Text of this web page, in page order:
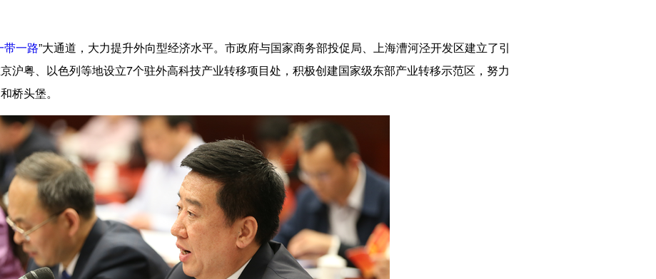
带一路”大通道，大力提升外向型经济水平。市政府与国家商务部投促局、上海漕河泾开发区建立了引
沪粤、以色列等地设立7个驻外高科技产业转移项目处，积极创建国家级东部产业转移示范区，努力
桥头堡。